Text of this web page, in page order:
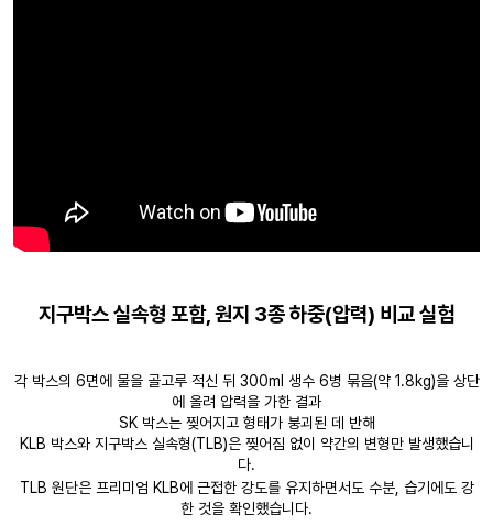
지구박스 실속형 포함, 원지 3종 하중(압력) 비교 실험
각 박스의 6면에 물을 골고루 적신 뒤 300ml 생수 6병 묶음(약 1.8kg)을 상단
에 올려 압력을 가한 결과
SK 박스는 찢어지고 형태가 붕괴된 데 반해
KLB 박스와 지구박스 실속형(TLB)은 찢어짐 없이 약간의 변형만 발생했습니
다.
TLB 원단은 프리미엄 KLB에 근접한 강도를 유지하면서도 수분, 습기에도 강
한 것을 확인했습니다.